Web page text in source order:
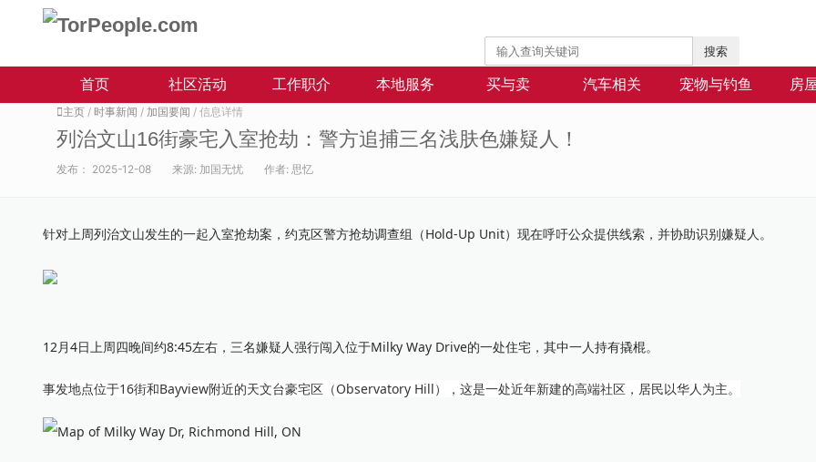
搜索
首页 社区活动 工作职介 本地服务 买与卖 汽车相关 宠物与钓鱼 房
主页 / 时事新闻 / 加国要闻 / 信息详情
列治文山16街豪宅入室抢劫：警方追捕三名浅肤色嫌疑人！
发布： 2025-12-08 来源: 加国无忧 作者: 思忆
针对上周列治文山发生的一起入室抢劫案，约克区警方抢劫调查组（Hold-Up Unit）现在呼吁公众提供线索，并协助识别嫌疑人。
12月4日上周四晚间约8:45左右，三名嫌疑人强行闯入位于Milky Way Drive的一处住宅，其中一人持有撬棍。
事发地点位于16街和Bayview附近的天文台豪宅区（Observatory Hill），这是一处近年新建的高端社区，居民以华人为主。